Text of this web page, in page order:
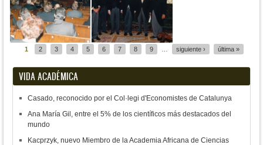
1 2 3 4 5 6 7 8 9 siguiente › última »
VIDA ACADÉMICA
Casado, reconocido por el Col·legi d'Economistes de Catalunya
Ana María Gil, entre el 5% de los científicos más destacados del
mundo
Kacprzyk, nuevo Miembro de la Academia Africana de Ciencias